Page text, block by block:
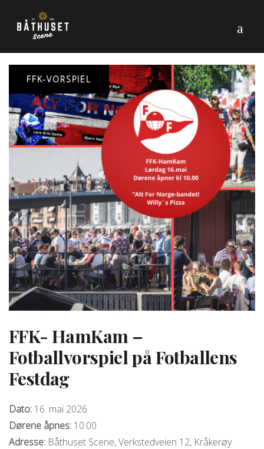
FFK-VORSPIEL
FFK- HamKam –
Fotballvorspiel på Fotballens
Festdag
Dato: 16. mai 2026
Dørene åpnes: 10:00
Adresse: Båthuset Scene, Verkstedveien 12, Kråkerøy